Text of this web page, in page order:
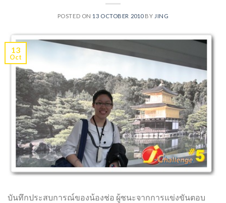
POSTED ON 13 OCTOBER 2010BY JING
13
Oct
บันทึกประสบการณ์ของน้องช่อ ผู้ชนะจากการแข่งขันตอบ